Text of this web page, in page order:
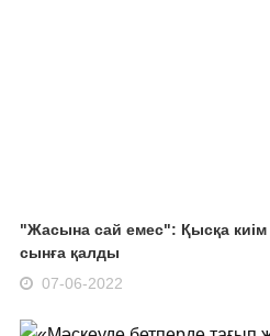
"Жасына сай емес": Қысқа киім
сынға қалды
07-06-2022